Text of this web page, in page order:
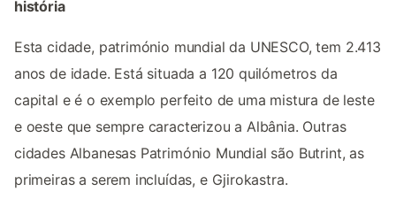
história
Esta cidade, património mundial da UNESCO, tem 2.413
anos de idade. Está situada a 120 quilómetros da
capital e é o exemplo perfeito de uma mistura de leste
e oeste que sempre caracterizou a Albânia. Outras
cidades Albanesas Património Mundial são Butrint, as
primeiras a serem incluídas, e Gjirokastra.